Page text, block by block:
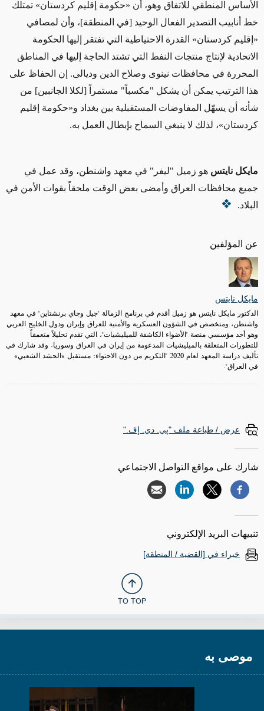
عن المؤلفين
مايكل نايتس
الدكتور مايكل نايتس هو زميل أقدم في برنامج الزمالة "جيل وجاي برنشتاين" في معهد
واشنطن، ومتخصص في الشؤون العسكرية والأمنية للعراق وإيران ودول الخليج العربي
وهو أحد مؤسسي منصة "الأضواء الكاشفة للميليشيات"، التي تقدم تحليلاً متعمقاً
للتطورات المتعلقة بالميليشيات المدعومة من إيران في العراق وسوريا. وقد شارك في
تأليف دراسة المعهد لعام 2020 "التكريم من دون الاحتواء: مستقبل «الحشد الشعبي»
في العراق".
الأساس المنطقي للاتفاق وهو، أن «حكومة إقليم كردستان» تمتلك
خط أنابيب التصدير الفعال الوحيد [في المنطقة]، وأن لمصافي
«إقليم كردستان» القدرة الاحتياطية التي تفتقر إليها الحكومة
الاتحادية لإنتاج منتجات النفط التي تشتد الحاجة إليها في المناطق
المحررة في محافظات نينوى وصلاح الدين وديالى. إن الحفاظ على
هذا الترتيب يمكن أن يشكل "مكسباً" مستمراً [لكلا الجانبين] من
شأنه أن يسهّل المفاوضات المستقبلية بين بغداد و«حكومة إقليم
كردستان»، لذلك لا ينبغي السماح بإبطال العمل به.
مايكل نايتس هو زميل "ليفر" في معهد واشنطن، وقد عمل في
جميع محافظات العراق وأمضى بعض الوقت ملحقاً بقوات الأمن في
البلاد.
عرض / طباعة ملف "پي. دي. إف."
شارك على مواقع التواصل الاجتماعي
تنبيهات البريد الإلكتروني
خبراء في [القضية / المنطقة]
TO TOP
موصى به